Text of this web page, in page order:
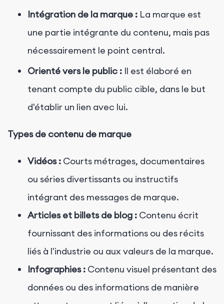
Intégration de la marque : La marque est
une partie intégrante du contenu, mais pas
nécessairement le point central.
Orienté vers le public : Il est élaboré en
tenant compte du public cible, dans le but
d'établir un lien avec lui.
Types de contenu de marque
Vidéos : Courts métrages, documentaires
ou séries divertissants ou instructifs
intégrant des messages de marque.
Articles et billets de blog : Contenu écrit
fournissant des informations ou des récits
liés à l'industrie ou aux valeurs de la marque.
Infographies : Contenu visuel présentant des
données ou des informations de manière